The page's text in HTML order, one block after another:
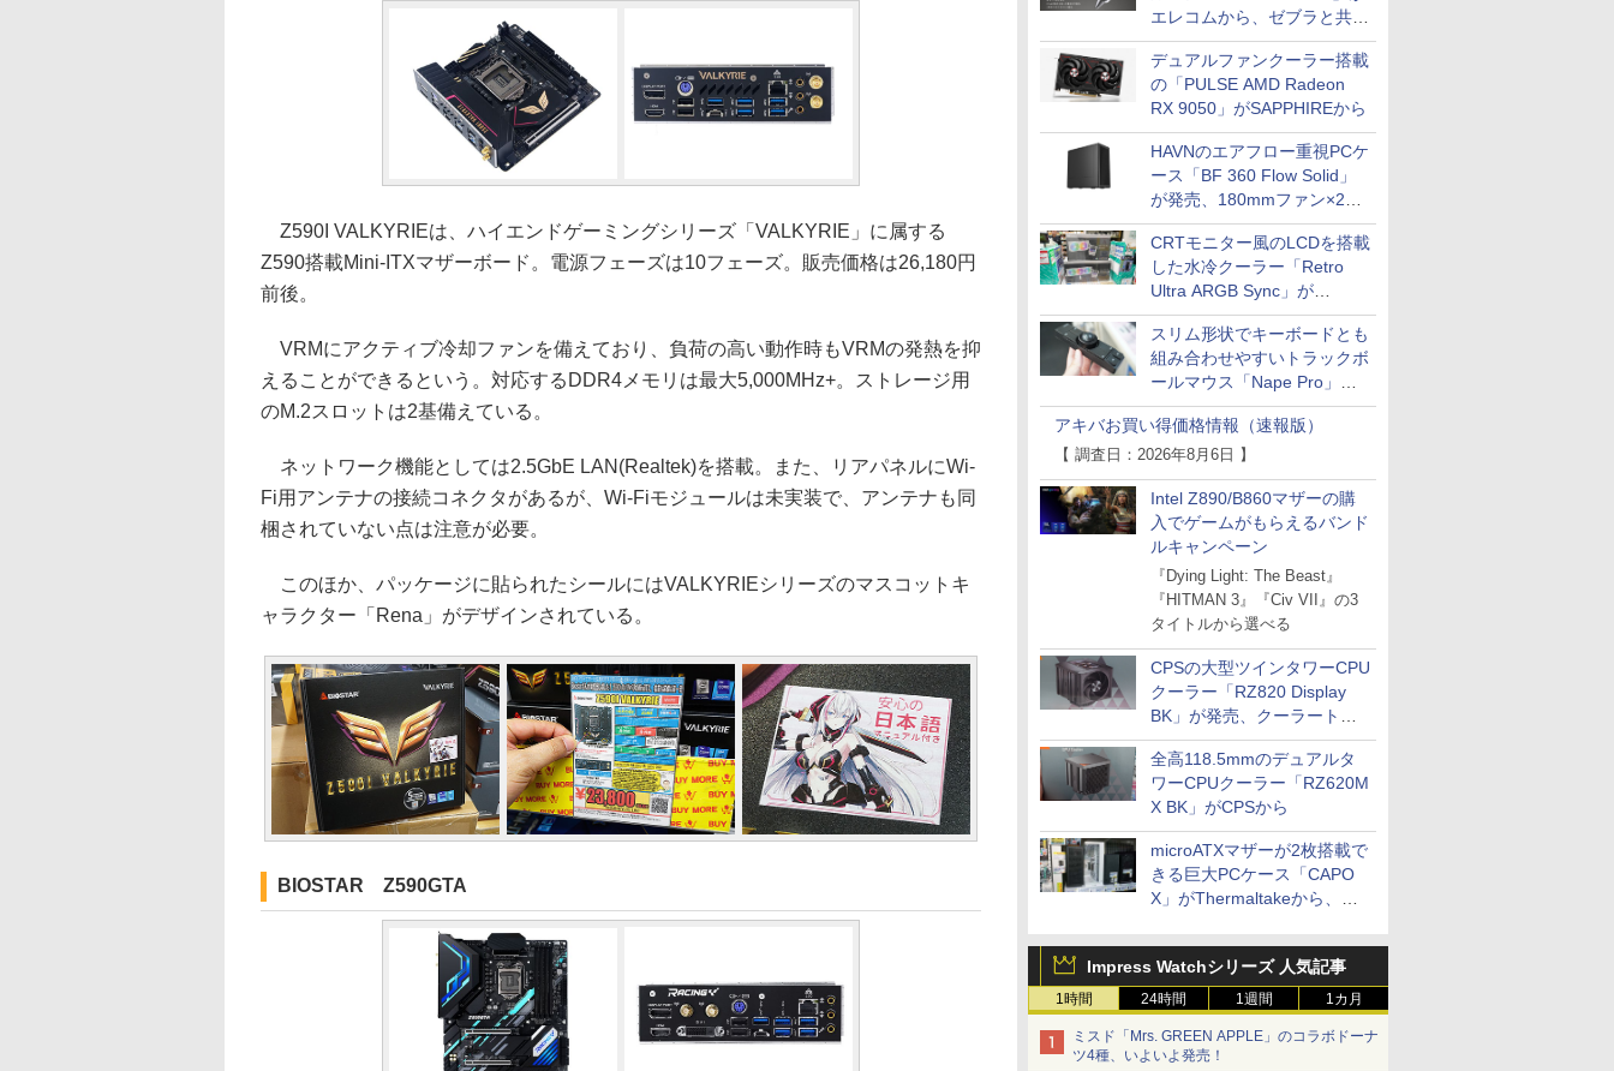
エレコムから、ゼブラと共同
開発
デュアルファンクーラー搭載
の「PULSE AMD Radeon
RX 9050」がSAPPHIREから
HAVNのエアフロー重視PCケ
ース「BF 360 Flow Solid」
が発売、180mmファン×2搭
載
CRTモニター風のLCDを搭載
した水冷クーラー「Retro
Ultra ARGB Sync」が
Thermaltakeから
スリム形状でキーボードとも
組み合わせやすいトラックボ
ールマウス「Nape Pro」が
Keychronから
アキバお買い得価格情報（速報版）
【 調査日：2026年8月6日 】
Intel Z890/B860マザーの購
入でゲームがもらえるバンド
ルキャンペーン
『Dying Light: The Beast』
『HITMAN 3』『Civ VII』の3
タイトルから選べる
CPSの大型ツインタワーCPU
クーラー「RZ820 Display
BK」が発売、クーラートッ
プに5インチ液晶搭載
全高118.5mmのデュアルタ
ワーCPUクーラー「RZ620M
X BK」がCPSから
microATXマザーが2枚搭載で
きる巨大PCケース「CAPO
X」がThermaltakeから、カ
Impress Watchシリーズ 人気記事
1時間 24時間 1週間 1カ月
ミスド「Mrs. GREEN APPLE」のコラボドーナ
ツ4種、いよいよ発売！
Z590I VALKYRIEは、ハイエンドゲーミングシリーズ「VALKYRIE」に属する
Z590搭載Mini-ITXマザーボード。電源フェーズは10フェーズ。販売価格は26,180円
前後。
VRMにアクティブ冷却ファンを備えており、負荷の高い動作時もVRMの発熱を抑
えることができるという。対応するDDR4メモリは最大5,000MHz+。ストレージ用
のM.2スロットは2基備えている。
ネットワーク機能としては2.5GbE LAN(Realtek)を搭載。また、リアパネルにWi-
Fi用アンテナの接続コネクタがあるが、Wi-Fiモジュールは未実装で、アンテナも同
梱されていない点は注意が必要。
このほか、パッケージに貼られたシールにはVALKYRIEシリーズのマスコットキ
ャラクター「Rena」がデザインされている。
BIOSTAR Z590GTA